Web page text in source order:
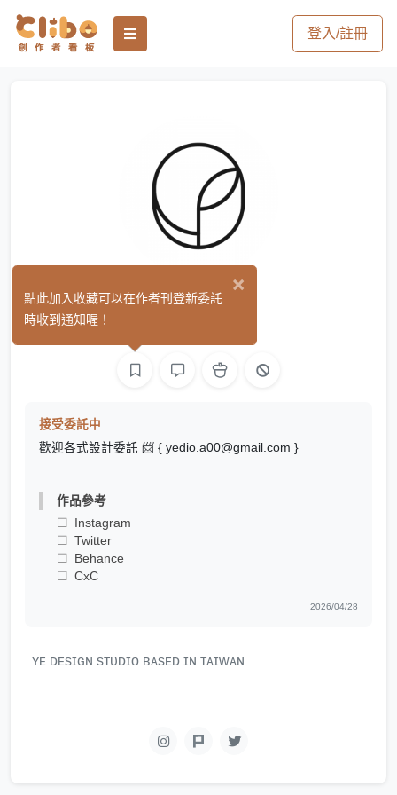
登入/註冊
Yedio
接受委託中
歡迎各式設計委託 📨 { yedio.a00@gmail.com }
作品參考
Instagram
Twitter
Behance
CxC
2026/04/28
ʏᴇ ᴅᴇsɪɢɴ sᴛᴜᴅɪᴏ ʙᴀsᴇᴅ ɪɴ ᴛᴀɪᴡᴀɴ
×
點此加入收藏可以在作者刊登新委託
時收到通知喔！